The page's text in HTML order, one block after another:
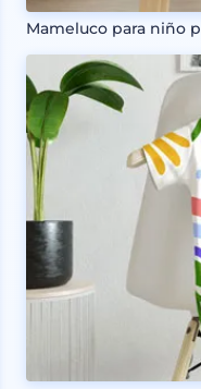
Mameluco para niño